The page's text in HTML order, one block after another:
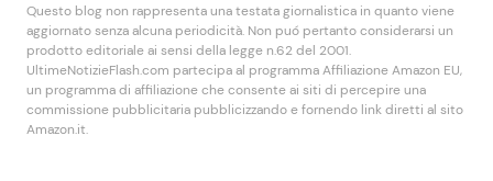
Questo blog non rappresenta una testata giornalistica in quanto viene
aggiornato senza alcuna periodicità. Non puó pertanto considerarsi un
prodotto editoriale ai sensi della legge n.62 del 2001.
UltimeNotizieFlash.com partecipa al programma Affiliazione Amazon EU,
un programma di affiliazione che consente ai siti di percepire una
commissione pubblicitaria pubblicizzando e fornendo link diretti al sito
Amazon.it.